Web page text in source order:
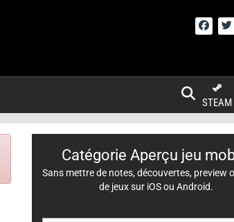
STEAM
Catégorie Aperçu jeu
Sans mettre de notes, découvertes, preview
de jeux sur iOS ou Android.